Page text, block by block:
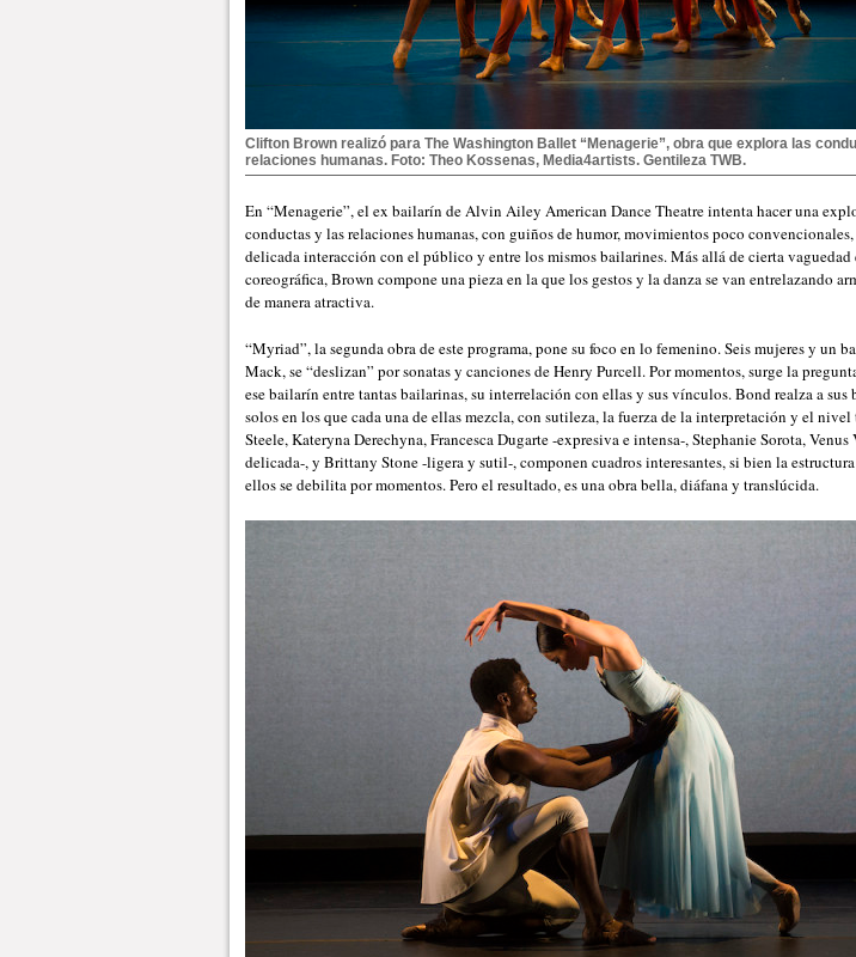
Clifton Brown realizó para The Washington Ballet “Menagerie”, obra que explora las
relaciones humanas. Foto: Theo Kossenas, Media4artists. Gentileza TWB.
En “Menagerie”, el ex bailarín de Alvin Ailey American Dance Theatre intenta hacer una
conductas y las relaciones humanas, con guiños de humor, movimientos poco
delicada interacción con el público y entre los mismos bailarines. Más allá de cierta vaguedad
coreográfica, Brown compone una pieza en la que los gestos y la danza se van entrelazando
de manera atractiva.
“Myriad”, la segunda obra de este programa, pone su foco en lo femenino. Seis mujeres y un
Mack, se “deslizan” por sonatas y canciones de Henry Purcell. Por momentos, surge la
ese bailarín entre tantas bailarinas, su interrelación con ellas y sus vínculos. Bond realza a sus
solos en los que cada una de ellas mezcla, con sutileza, la fuerza de la interpretación y el nivel
Steele, Kateryna Derechyna, Francesca Dugarte -expresiva e intensa-, Stephanie Sorota,
delicada-, y Brittany Stone -ligera y sutil-, componen cuadros interesantes, si bien la
ellos se debilita por momentos. Pero el resultado, es una obra bella, diáfana y translúcida.